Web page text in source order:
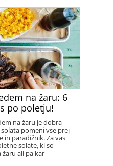
na žaru: 6
po poletju!
na žaru je dobra
pomeni vse prej
in paradižnik. Za vas
solate, ki so
ali pa kar